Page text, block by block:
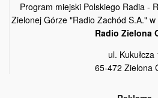
Program miejski Polskiego Radia -
Zielonej Górze "Radio Zachód S.A."
Radio Zielona
ul. Kukułcza
65-472 Zielona